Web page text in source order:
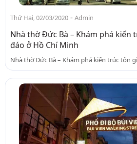
Thứ Hai, 02/03/2020 - Admin
Nhà thờ Đức Bà – Khám phá kiến
đáo ở Hồ Chí Minh
Nhà thờ Đức Bà – Khám phá kiến trúc tôn